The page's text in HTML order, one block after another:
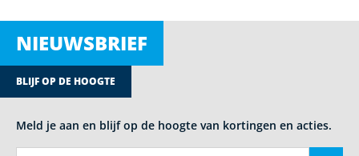
NIEUWSBRIEF
BLIJF OP DE HOOGTE
Meld je aan en blijf op de hoogte van kortingen en acties.